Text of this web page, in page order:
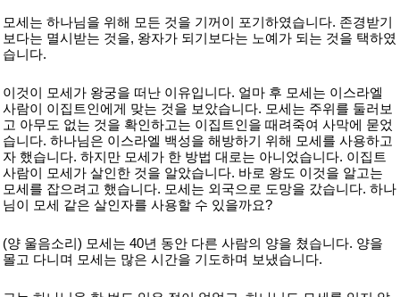
모세는 하나님을 위해 모든 것을 기꺼이 포기하였습니다. 존경받기
보다는 멸시받는 것을, 왕자가 되기보다는 노예가 되는 것을 택하였
습니다.
이것이 모세가 왕궁을 떠난 이유입니다. 얼마 후 모세는 이스라엘
사람이 이집트인에게 맞는 것을 보았습니다. 모세는 주위를 둘러보
고 아무도 없는 것을 확인하고는 이집트인을 때려죽여 사막에 묻었
습니다. 하나님은 이스라엘 백성을 해방하기 위해 모세를 사용하고
자 했습니다. 하지만 모세가 한 방법 대로는 아니었습니다. 이집트
사람이 모세가 살인한 것을 알았습니다. 바로 왕도 이것을 알고는
모세를 잡으려고 했습니다. 모세는 외국으로 도망을 갔습니다. 하나
님이 모세 같은 살인자를 사용할 수 있을까요?
(양 울음소리) 모세는 40년 동안 다른 사람의 양을 쳤습니다. 양을
몰고 다니며 모세는 많은 시간을 기도하며 보냈습니다.